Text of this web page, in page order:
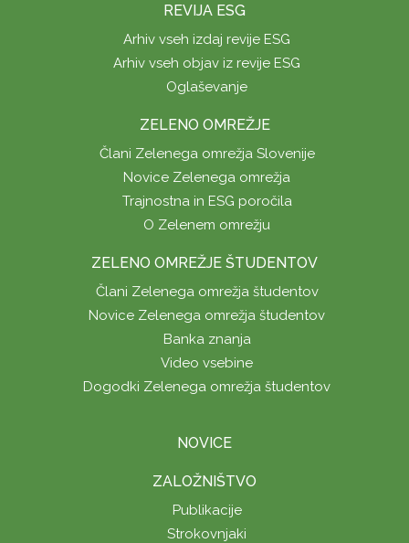
REVIJA ESG
Arhiv vseh izdaj revije ESG
Arhiv vseh objav iz revije ESG
Oglaševanje
ZELENO OMREŽJE
Člani Zelenega omrežja Slovenije
Novice Zelenega omrežja
Trajnostna in ESG poročila
O Zelenem omrežju
ZELENO OMREŽJE ŠTUDENTOV
Člani Zelenega omrežja študentov
Novice Zelenega omrežja študentov
Banka znanja
Video vsebine
Dogodki Zelenega omrežja študentov
NOVICE
ZALOŽNIŠTVO
Publikacije
Strokovnjaki